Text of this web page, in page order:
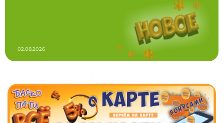
02.08.2026